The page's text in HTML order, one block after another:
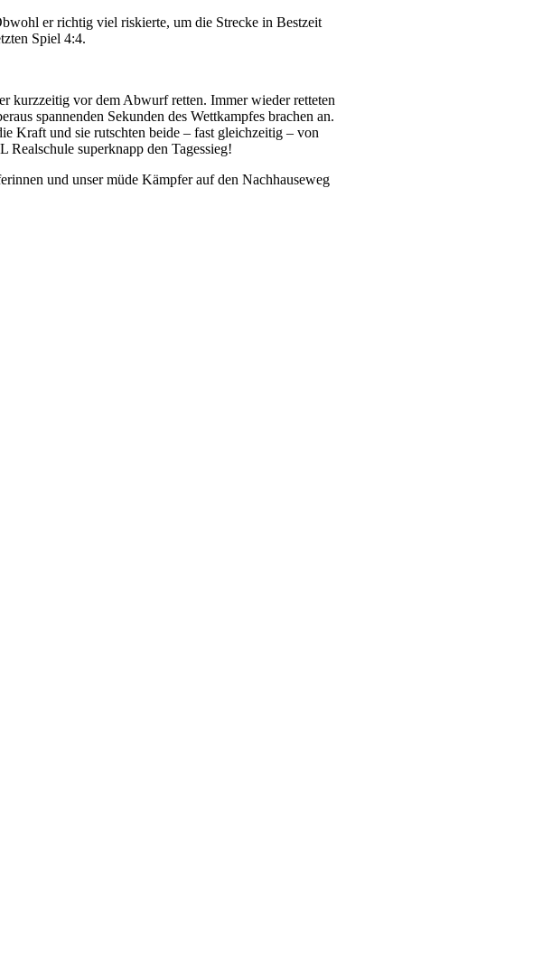
er richtig viel riskierte, um die Strecke in Bestzeit
Spiel 4:4.
kurzzeitig vor dem Abwurf retten. Immer wieder retteten
spannenden Sekunden des Wettkampfes brachen an.
Kraft und sie rutschten beide – fast gleichzeitig – von
superknapp den Tagessieg!
und unser müde Kämpfer auf den Nachhauseweg